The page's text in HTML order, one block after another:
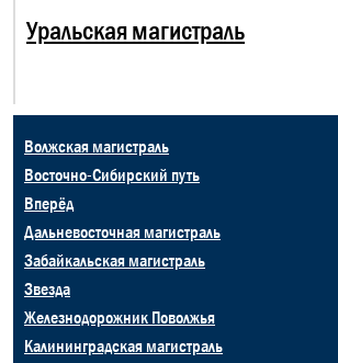
Уральская магистраль
Волжская магистраль
Восточно-Сибирский путь
Вперёд
Дальневосточная магистраль
Забайкальская магистраль
Звезда
Железнодорожник Поволжья
Калининградская магистраль